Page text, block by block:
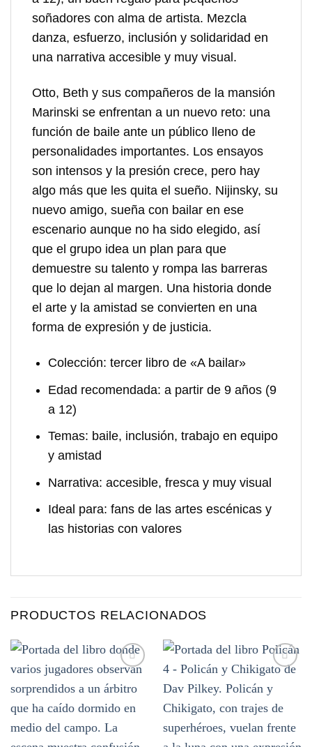
soñadores con alma de artista. Mezcla
danza, esfuerzo, inclusión y solidaridad en
una narrativa accesible y muy visual.
Otto, Beth y sus compañeros de la mansión
Marinski se enfrentan a un nuevo reto: una
función de baile ante un público lleno de
personalidades importantes. Los ensayos
son intensos y la presión crece, pero hay
algo más que les quita el sueño. Nijinsky, su
nuevo amigo, sueña con bailar en ese
escenario aunque no ha sido elegido, así
que el grupo idea un plan para que
demuestre su talento y rompa las barreras
que lo dejan al margen. Una historia donde
el arte y la amistad se convierten en una
forma de expresión y de justicia.
Colección: tercer libro de «A bailar»
Edad recomendada: a partir de 9 años (9
a 12)
Temas: baile, inclusión, trabajo en equipo
y amistad
Narrativa: accesible, fresca y muy visual
Ideal para: fans de las artes escénicas y
las historias con valores
PRODUCTOS RELACIONADOS
a la
deseos
a la
deseos